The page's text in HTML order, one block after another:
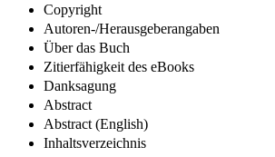
Copyright
Autoren-/Herausgeberangaben
Über das Buch
Zitierfähigkeit des eBooks
Danksagung
Abstract
Abstract (English)
Inhaltsverzeichnis